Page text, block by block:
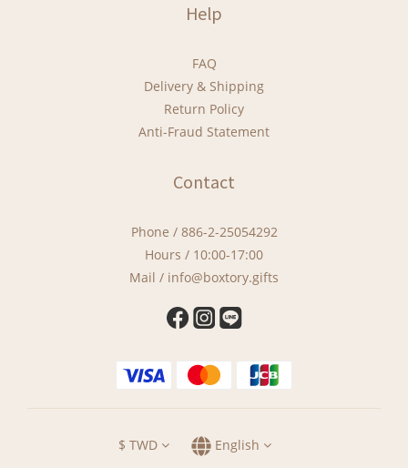
Help
FAQ
Delivery & Shipping
Return Policy
Anti-Fraud Statement
Contact
Phone / 886-2-25054292
Hours / 10:00-17:00
Mail / info@boxtory.gifts
$ TWD English